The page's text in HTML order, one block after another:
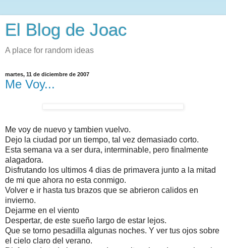
El Blog de Joac
A place for random ideas
martes, 11 de diciembre de 2007
Me Voy...
Me voy de nuevo y tambien vuelvo.
Dejo la ciudad por un tiempo, tal vez demasiado corto.
Esta semana va a ser dura, interminable, pero finalmente
alagadora.
Disfrutando los ultimos 4 dias de primavera junto a la mitad
de mi que ahora no esta conmigo.
Volver e ir hasta tus brazos que se abrieron calidos en
invierno.
Dejarme en el viento
Despertar, de este sueño largo de estar lejos.
Que se torno pesadilla algunas noches. Y ver tus ojos sobre
el cielo claro del verano.